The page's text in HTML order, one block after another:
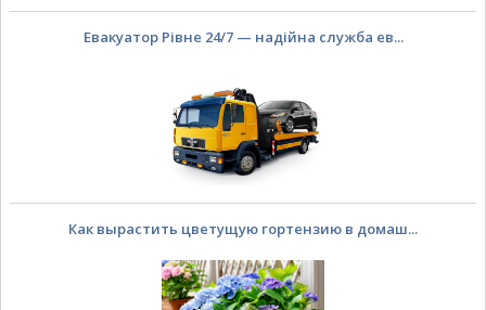
Евакуатор Рівне 24/7 — надійна служба ев...
Как вырастить цветущую гортензию в домаш...